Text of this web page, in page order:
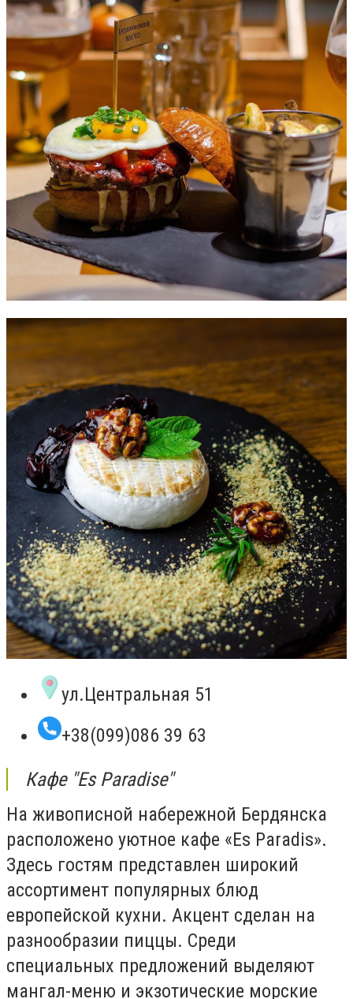
ул.Центральная 51
+38(099)086 39 63
Кафе "Es Paradise"
На живописной набережной Бердянска
расположено уютное кафе «Es Paradis».
Здесь гостям представлен широкий
ассортимент популярных блюд
европейской кухни. Акцент сделан на
разнообразии пиццы. Среди
специальных предложений выделяют
мангал-меню и экзотические морские